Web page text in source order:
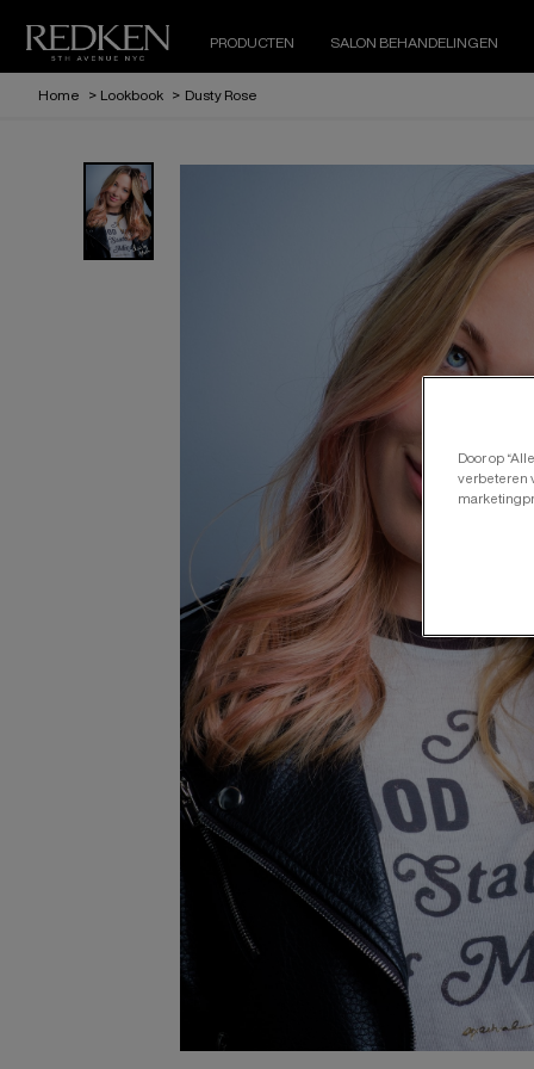
PRODUCTEN SALON BEHANDELINGEN
Home > Lookbook > Dusty Rose
Door op
verbeteren